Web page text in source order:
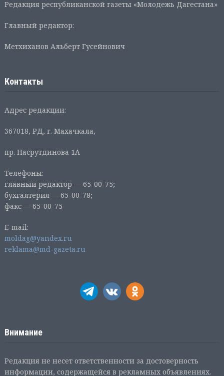
Редакция республиканской газеты «Молодежь Дагестана»
Главный редактор:
Метхиханов Альберт Гусейнович
Контакты
Адрес редакции:
367018, РД, г. Махачкала,
пр. Насрутдинова 1А
Телефоны:
главный редактор — 65-00-75;
бухгалтерия — 65-00-78;
факс — 65-00-75
E-mail:
moldag@yandex.ru
reklama@md-gazeta.ru
Внимание
Редакция не несет ответственности за достоверность
информации, содержащейся в рекламных объявлениях.